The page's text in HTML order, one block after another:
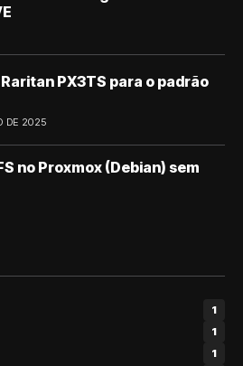
PX3TS para o padrão
DE 2025
no Proxmox (Debian) sem
1
1
1